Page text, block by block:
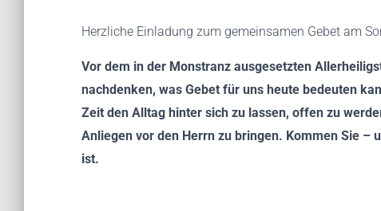
Herzliche Einladung zum gemeinsamen Gebet am
Vor dem in der Monstranz ausgesetzten
nachdenken, was Gebet für uns heute bedeuten
Zeit den Alltag hinter sich zu lassen, offen zu
Anliegen vor den Herrn zu bringen. Kommen Sie –
ist.